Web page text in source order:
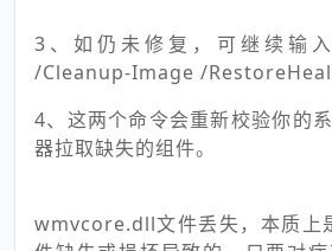
3、如仍未修复，可继续输
/Cleanup-Image /
4、这两个命令会重新校验你的
器拉取缺失的组件。
wmvcore.dll文件丢失，本质上